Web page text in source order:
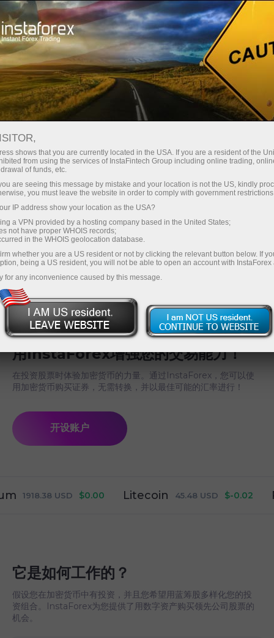
用InstaForex增强您的交易能力！
在投资股票时体验加密货币的力量。通过InstaForex，您可以使
用加密货币购买证券，无需转换，并以最佳可能的汇率进行！
开设账户
1918.38USD $0.00 Litecoin 45.48USD $-0.02
它是如何工作的？
假设您在加密货币中有投资，并且您希望用蓝筹股多样化您的投
资组合。InstaForex为您提供了用数字资产购买领先公司股票的
机会。
shows that you are currently located in the USA. If you are a resident of the
from using the services of InstaFintech Group including online trading,
of funds, etc.
are seeing this message by mistake and your location is not the US, kindly
you must leave the website in order to comply with government
IP address show your location as the USA?
a VPN provided by a hosting company based in the United States;
not have proper WHOIS records;
in the WHOIS geolocation database.
whether you are a US resident or not by clicking the relevant button below. If
being a US resident, you will not be able to open an account with InstaForex
for any inconvenience caused by this message.